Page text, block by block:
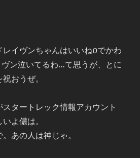
レイヴンちゃんはいいね0でかわ
ン泣いてるわ…て思うが、とに
おうぜ。
タートレック情報アカウント
よ儂は。
あの人は神じゃ。